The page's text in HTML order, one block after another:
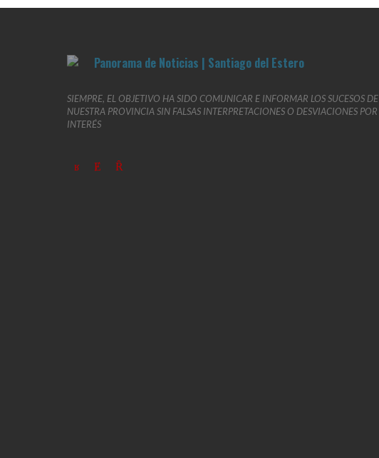
SIEMPRE, EL OBJETIVO HA SIDO COMUNICAR E INFORMAR LOS SUCESOS DE
NUESTRA PROVINCIA SIN FALSAS INTERPRETACIONES O DESVIACIONES POR
INTERÉS